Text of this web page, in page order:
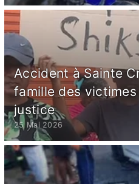
Accident à Sainte
famille des
justice
25 Mai 2026